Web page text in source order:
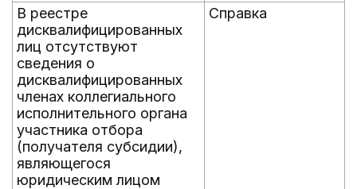
В реестре
дисквалифицированных
лиц отсутствуют
сведения о
дисквалифицированных
членах коллегиального
исполнительного органа
участника отбора
(получателя субсидии),
являющегося
юридическим лицом
Справка